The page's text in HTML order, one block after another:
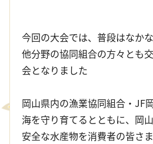
今回の大会では、普段はなか
他分野の協同組合の方々とも
会となりました
岡山県内の漁業協同組合・JF
海を守り育てるとともに、岡
安全な水産物を消費者の皆さ